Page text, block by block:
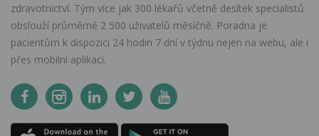
zdravotnictví. Tým více jak 300 lékařů včetně desítek specialistů
obslouží průměrně 2 500 uživatelů měsíčně. Poradna je
pacientům k dispozici 24 hodin 7 dní v týdnu nejen na webu, ale i
přes mobilní aplikaci.